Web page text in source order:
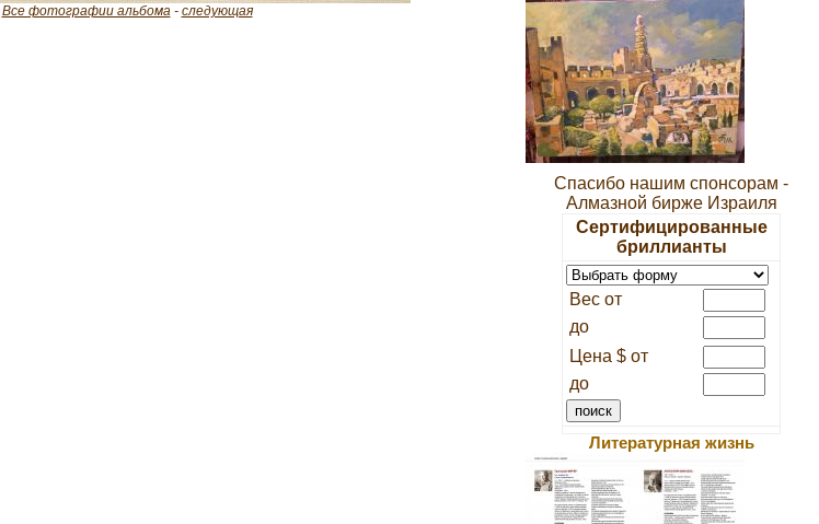
Все фотографии альбома - следующая
Спасибо нашим спонсорам -
Алмазной бирже Израиля
Сертифицированные
бриллианты
Вес от
до
Цена $ от
до
Литературная жизнь